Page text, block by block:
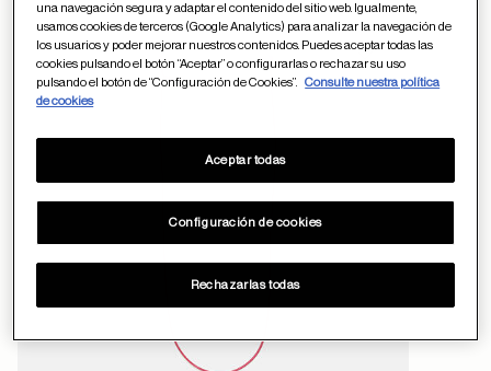
Guardar en
una navegación segura y adaptar el contenido del sitio web. Igualmente,
usamos cookies de terceros (Google Analytics) para analizar la navegación de
los usuarios y poder mejorar nuestros contenidos. Puedes aceptar todas las
cookies pulsando el botón “Aceptar” o configurarlas o rechazar su uso
pulsando el botón de “Configuración de Cookies”.
Consulte nuestra política
de cookies
Configuración de cookies
Rechazarlas todas
Aceptar todas